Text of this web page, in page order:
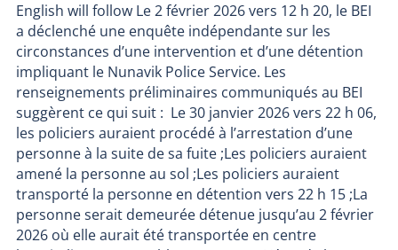
English will follow Le 2 février 2026 vers 12 h 20, le BEI
a déclenché une enquête indépendante sur les
circonstances d’une intervention et d’une détention
impliquant le Nunavik Police Service. Les
renseignements préliminaires communiqués au BEI
suggèrent ce qui suit : Le 30 janvier 2026 vers 22 h 06,
les policiers auraient procédé à l’arrestation d’une
personne à la suite de sa fuite ;Les policiers auraient
amené la personne au sol ;Les policiers auraient
transporté la personne en détention vers 22 h 15 ;La
personne serait demeurée détenue jusqu’au 2 février
2026 où elle aurait été transportée en centre